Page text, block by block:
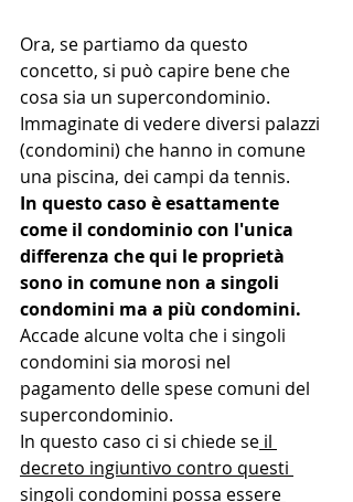
Ora, se partiamo da questo
concetto, si può capire bene che
cosa sia un supercondominio.
Immaginate di vedere diversi palazzi
(condomini) che hanno in comune
una piscina, dei campi da tennis.
In questo caso è esattamente
come il condominio con l'unica
differenza che qui le proprietà
sono in comune non a singoli
condomini ma a più condomini.
Accade alcune volta che i singoli
condomini sia morosi nel
pagamento delle spese comuni del
supercondominio.
In questo caso ci si chiede se il
decreto ingiuntivo contro questi
singoli condomini possa essere